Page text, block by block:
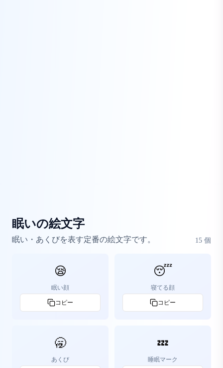
眠いの絵文字
眠い・あくびを表す定番の絵文字です。 15 個
😪
眠い顔
コピー
😴
寝てる顔
コピー
🥱
あくび
💤
睡眠マーク